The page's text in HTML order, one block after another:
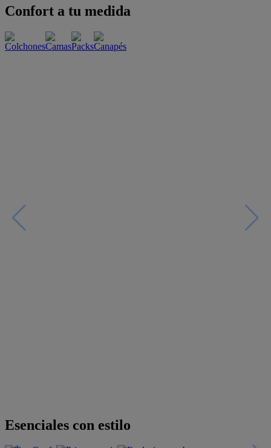
Confort a tu medida
Esenciales con estilo